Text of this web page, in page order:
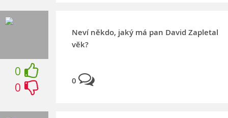
0
0
Neví někdo, jaký má pan David Zapletal
věk?
0